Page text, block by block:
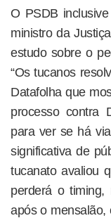
O PSDB
ministro da
estudo sobre o
“Os tucanos
Datafolha que
processo contra
para ver se há
significativa de
tucanato avaliou
perderá o
após o mensalão,